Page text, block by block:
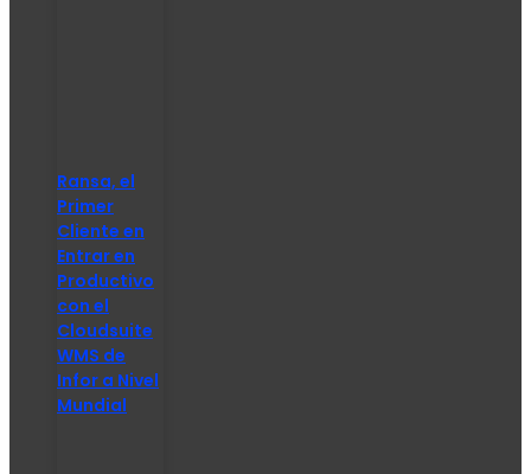
Ransa, el
Primer
Cliente en
Entrar en
Productivo
con el
Cloudsuite
WMS de
Infor a Nivel
Mundial